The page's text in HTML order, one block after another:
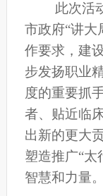
此次活
市政府“讲大
作要求，建
步发扬职业
度的重要抓
者、贴近临
出新的更大
塑造推广“太
智慧和力量。